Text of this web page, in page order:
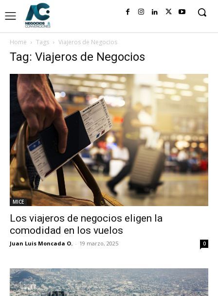
Home Tags Viajeros de Negocios
Tag: Viajeros de Negocios
MICE
Los viajeros de negocios eligen la
comodidad en los vuelos
Juan Luis Moncada O. - 19 marzo, 2025 0